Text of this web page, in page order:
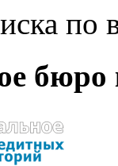
бюро